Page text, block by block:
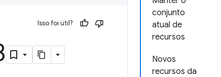
conjunto
atual de
recursos
Novos
recursos da
Isso foi útil?